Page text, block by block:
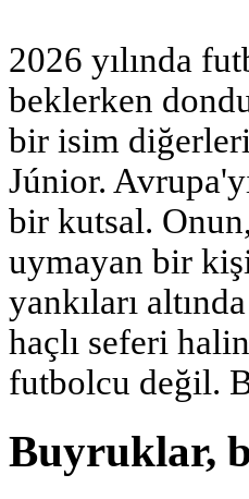
2026 yılında
beklerken
bir isim
Júnior.
bir kutsal.
uymayan bir
yankıları
haçlı seferi
futbolcu değil.
Buyruklar,